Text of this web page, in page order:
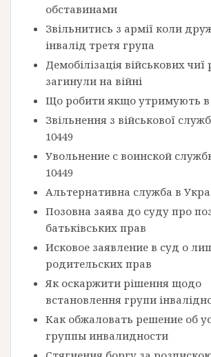
обставинами
Звільнитись з армії коли
інвалід третя група
Демобілізація військових чиї
загинули на війні
Що робити якщо утримують
Звільнення з військової
10449
Увольнение с воинской
10449
Альтернативна служба в
Позовна заява до суду про
батьківських прав
Исковое заявление в суд о
родительских прав
Як оскаржити рішення щодо
встановлення групи
Как обжаловать решение об
группы инвалидности